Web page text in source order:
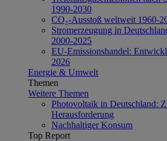
1990-2030
CO₂-Ausstoß weltweit 1960-
Stromerzeugung in
2000-2025
EU-Emissionshandel:
2026
Energie & Umwelt
Themen
Weitere Themen
Photovoltaik in Deutschland:
Herausforderung
Nachhaltiger Konsum
Top Report